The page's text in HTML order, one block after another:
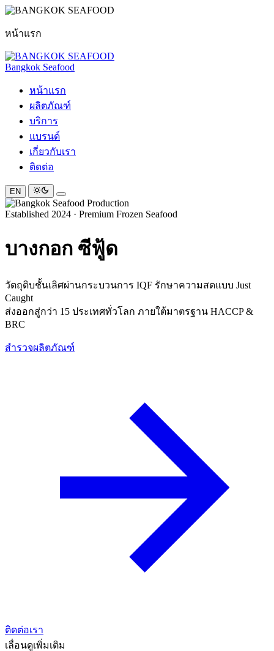
หน้าแรก
Bangkok Seafood
หน้าแรก
ผลิตภัณฑ์
บริการ
แบรนด์
เกี่ยวกับเรา
ติดต่อ
EN
Established 2024 · Premium Frozen Seafood
บางกอก ซีฟู้ด
วัตถุดิบชั้นเลิศผ่านกระบวนการ IQF รักษาความสดแบบ Just
Caught
ส่งออกสู่กว่า 15 ประเทศทั่วโลก ภายใต้มาตรฐาน HACCP &
BRC
สำรวจผลิตภัณฑ์
ติดต่อเรา
เลื่อนดูเพิ่มเติม